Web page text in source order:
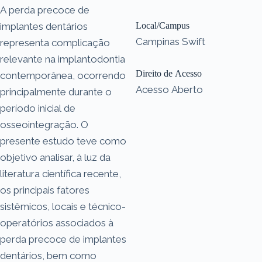
A perda precoce de
implantes dentários
representa complicação
relevante na implantodontia
contemporânea, ocorrendo
principalmente durante o
período inicial de
osseointegração. O
presente estudo teve como
objetivo analisar, à luz da
literatura científica recente,
os principais fatores
sistêmicos, locais e técnico-
operatórios associados à
perda precoce de implantes
dentários, bem como
Local/Campus
Campinas Swift
Direito de Acesso
Acesso Aberto